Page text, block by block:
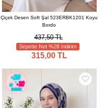
Çiçek Desen Soft Şal 523ERBK1201 Koyu
Bordo
437,50 TL
Sepette Net %28 İndirim
315,00 TL